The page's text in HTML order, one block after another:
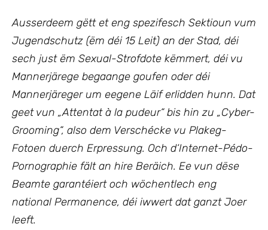
Ausserdeem gëtt et eng spezifesch Sektioun vum
Jugendschutz (ëm déi 15 Leit) an der Stad, déi
sech just ëm Sexual-Strofdote këmmert, déi vu
Mannerjärege begaange goufen oder déi
Mannerjäreger um eegene Läif erlidden hunn. Dat
geet vun „Attentat à la pudeur“ bis hin zu „Cyber-
Grooming“, also dem Verschécke vu Plakeg-
Fotoen duerch Erpressung. Och d‘Internet-Pédo-
Pornographie fält an hire Beräich. Ee vun dëse
Beamte garantéiert och wöchentlech eng
national Permanence, déi iwwert dat ganzt Joer
leeft.